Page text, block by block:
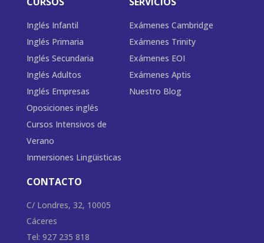
Inglés Infantil
Inglés Primaria
Inglés Secundaria
Inglés Adultos
Inglés Empresas
Oposiciones inglés
Cursos Intensivos de
Verano
Inmersiones Lingüisticas
Exámenes Cambridge
Exámenes Trinity
Exámenes EOI
Exámenes Aptis
Nuestro Blog
CONTACTO
C/ Londres, 32, 10005
Cáceres
Tel: 927 235 818